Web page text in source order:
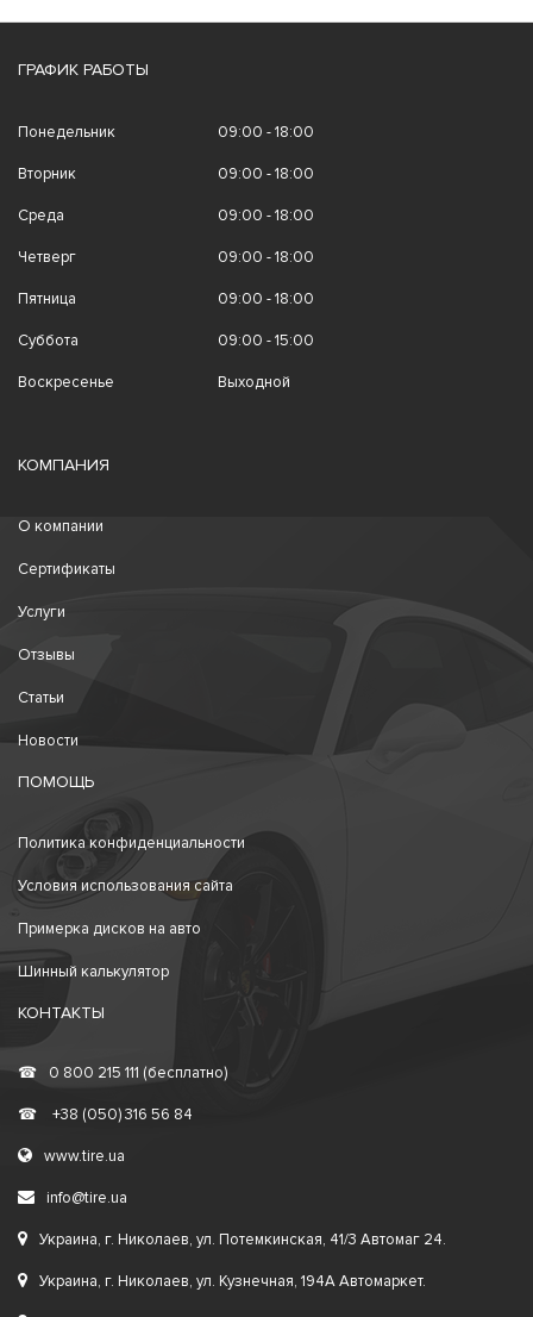
ГРАФИК РАБОТЫ
Понедельник 09:00 - 18:00
Вторник 09:00 - 18:00
Среда 09:00 - 18:00
Четверг 09:00 - 18:00
Пятница 09:00 - 18:00
Суббота 09:00 - 15:00
Воскресенье Выходной
КОМПАНИЯ
О компании
Сертификаты
Услуги
Отзывы
Статьи
Новости
ПОМОЩЬ
Политика конфиденциальности
Условия использования сайта
Примерка дисков на авто
Шинный калькулятор
КОНТАКТЫ
☎ 0 800 215 111 (бесплатно)
☎ +38 (050) 316 56 84
www.tire.ua
info@tire.ua
Украина, г. Николаев, ул. Потемкинская, 41/3 Автомаг 24.
Украина, г. Николаев, ул. Кузнечная, 194А Автомаркет.